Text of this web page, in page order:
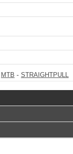
MTB - STRAIGHTPULL